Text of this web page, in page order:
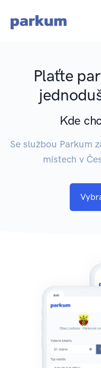
Plaťte
Kde
Se službou Parkum
místech v